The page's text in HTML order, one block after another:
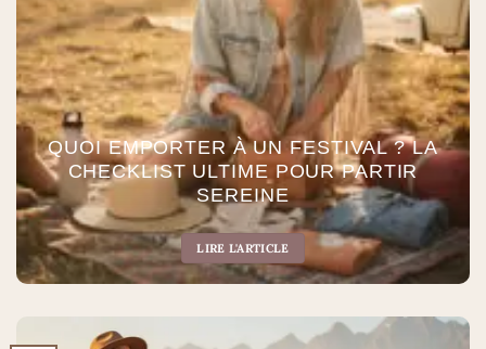
QUOI EMPORTER À UN FESTIVAL ? LA
CHECKLIST ULTIME POUR PARTIR
SEREINE
LIRE L'ARTICLE